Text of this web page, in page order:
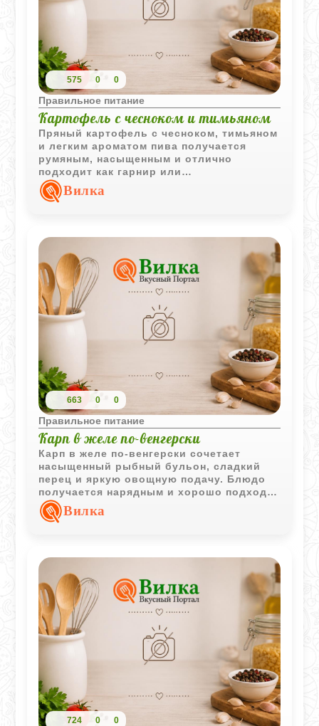
575 0 0
Правильное питание
Картофель с чесноком и тимьяном
Пряный картофель с чесноком, тимьяном
и легким ароматом пива получается
румяным, насыщенным и отлично
подходит как гарнир или
самостоятельное горячее блюдо.
Вилка
663 0 0
Правильное питание
Карп в желе по-венгерски
Карп в желе по-венгерски сочетает
насыщенный рыбный бульон, сладкий
перец и яркую овощную подачу. Блюдо
получается нарядным и хорошо подходит
для праздничного стола.
Вилка
724 0 0